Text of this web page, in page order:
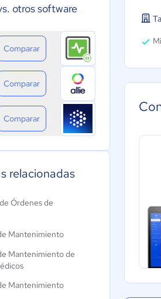
otros software
Comparar
Comparar
Comparar
relacionadas
Órdenes de
Mantenimiento
Mantenimiento de
Mantenimiento